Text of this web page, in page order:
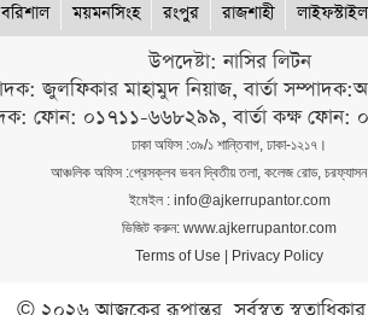
বরিশাল ময়মনসিংহ রংপুর রাজশাহী লাইফস্টাইল
উপদেষ্টা: নাসির লিটন
জুলফিকার মাহামুদ নিয়াজ, বার্তা
ফোন: ০১৭১১-৬৬৮২৯৯, বার্তা কক্ষ ফোন:
ঢাকা অফিস :৩৯/১ শান্তিবাগ, ঢাকা-১২১৭।
আঞ্চলিক অফিস :প্রেসক্লব ভবন দ্বিতীয় তলা, কলেজ রোড,
ইমেইল : info@ajkerrupantor.com
ভিজিট করুন: www.ajkerrupantor.com
Terms of Use
Privacy Policy